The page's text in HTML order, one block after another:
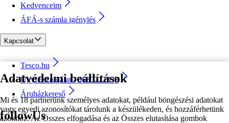
Adatvédelmi beállítások
Mi és 18 partnerünk személyes adatokat, például böngészési adatokat
vagy egyedi azonosítókat tárolunk a készülékeden, és hozzáférhetünk
azokhoz. Az Összes elfogadása és az Összes elutasítása gombok
Kedvenceim
ÁFÁ-s számla igénylés
Kapcsolat
Tesco.hu
Ügyfélszolgálat - 0680222333
Áruházkereső
followUs